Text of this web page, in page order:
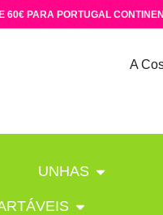
60€ PARA PORTUGAL
A
UNHAS